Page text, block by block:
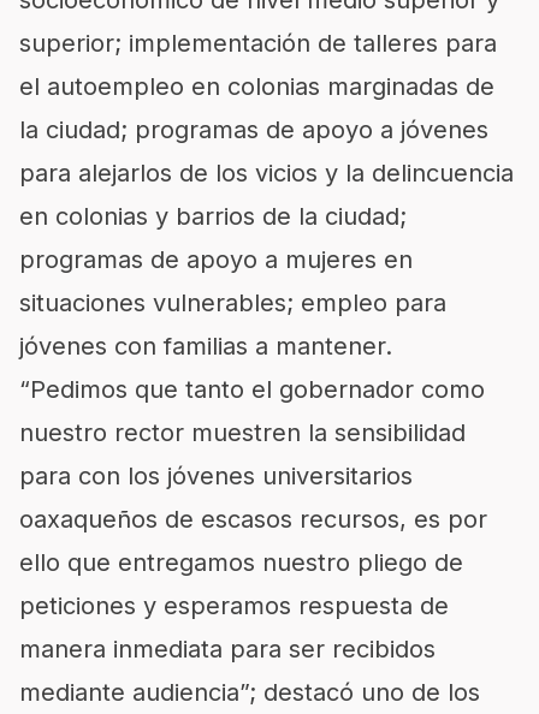
superior; implementación de talleres para
el autoempleo en colonias marginadas de
la ciudad; programas de apoyo a jóvenes
para alejarlos de los vicios y la delincuencia
en colonias y barrios de la ciudad;
programas de apoyo a mujeres en
situaciones vulnerables; empleo para
jóvenes con familias a mantener.
“Pedimos que tanto el gobernador como
nuestro rector muestren la sensibilidad
para con los jóvenes universitarios
oaxaqueños de escasos recursos, es por
ello que entregamos nuestro pliego de
peticiones y esperamos respuesta de
manera inmediata para ser recibidos
mediante audiencia”; destacó uno de los